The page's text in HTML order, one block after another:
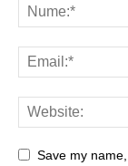
Save my